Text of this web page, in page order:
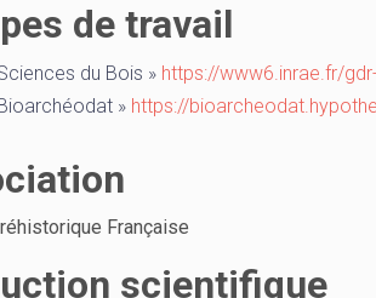
de travail
du Bois » https://www6.inrae.fr/
» https://
Française
scientifique